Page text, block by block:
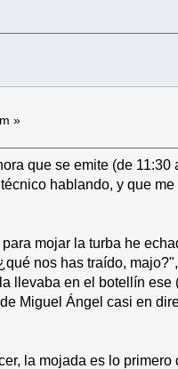
»
que se emite (de
hablando, y que
mojar la turba he
nos has traído,
llevaba en el botellín
Miguel Ángel casi en
la mojada es lo